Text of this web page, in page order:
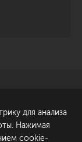
проект
для анализа
Нажимая
cookie-